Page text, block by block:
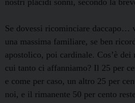
Se dovessi ricominciare daccapo…
una massima familiare, se ben
apostolico, poi cardinale. Cos’è
cui tanto ci affanniamo? Il 25 per
e come per caso, un altro 25 per
noi, e il rimanente 50 per cento